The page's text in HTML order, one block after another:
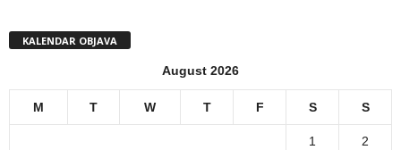
KALENDAR OBJAVA
August 2026
M T W T F S S
1 2